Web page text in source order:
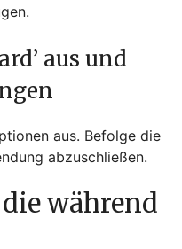
aus und
aus. Befolge die
abzuschließen.
während